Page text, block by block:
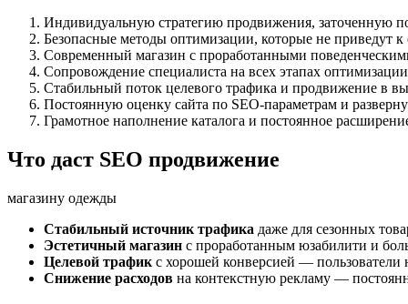
Индивидуальную стратегию продвижения, заточенную
Безопасные методы оптимизации, которые не приведут
Современный магазин с проработанными
Сопровождение специалиста на всех этапах
Стабильный поток целевого трафика и продвижение в
Постоянную оценку сайта по SEO-параметрам и
Грамотное наполнение каталога и постоянное
Что даст SEO продвижение
магазину одежды
Стабильный источник трафика даже для сезонных
Эстетичный магазин с проработанным юзабилити и
Целевой трафик с хорошей конверсией — пользователи
Снижение расходов на контекстную рекламу —